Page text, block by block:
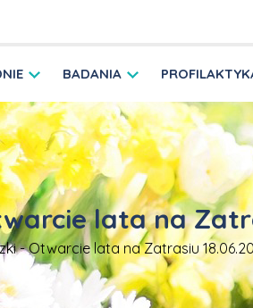
BADANIA
lata na
- Otwarcie lata na Zatrasiu